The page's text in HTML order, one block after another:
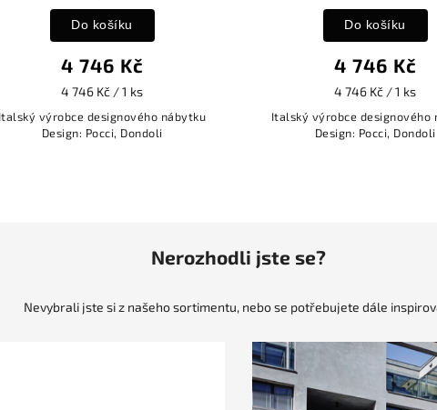
4 746 Kč
4 746 Kč / 1 ks
Do košíku
Italský výrobce designového nábytku
Design: Pocci, Dondoli
4 746 Kč
4 746 Kč / 1 ks
Do košíku
Italský výrobce designového
Design: Pocci, Dondoli
Nerozhodli jste se?
Nevybrali jste si z našeho sortimentu, nebo se potřebujete dále